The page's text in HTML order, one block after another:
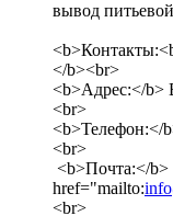
вывод
</b><br>
<b>Адрес:</b>
<br>
<b>Телефон:</
<br>
<b>Почта:</b>
href="mailto:
<br>